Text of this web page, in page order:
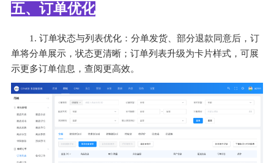
五、订单优化
1. 订单状态与列表优化：分单发货、部分退款同意后，订
单将分单展示，状态更清晰；订单列表升级为卡片样式，可展
示更多订单信息，查阅更高效。